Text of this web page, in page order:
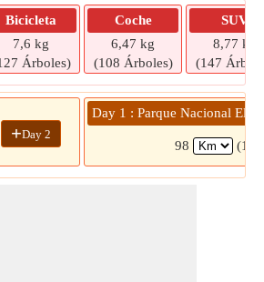
Bicicleta
7,6 kg
Árboles)
Coche
6,47 kg
(108 Árboles)
SUV
8,77 kg
(147
+Day 2
Day 1 : Parque Nacional El
98 (1